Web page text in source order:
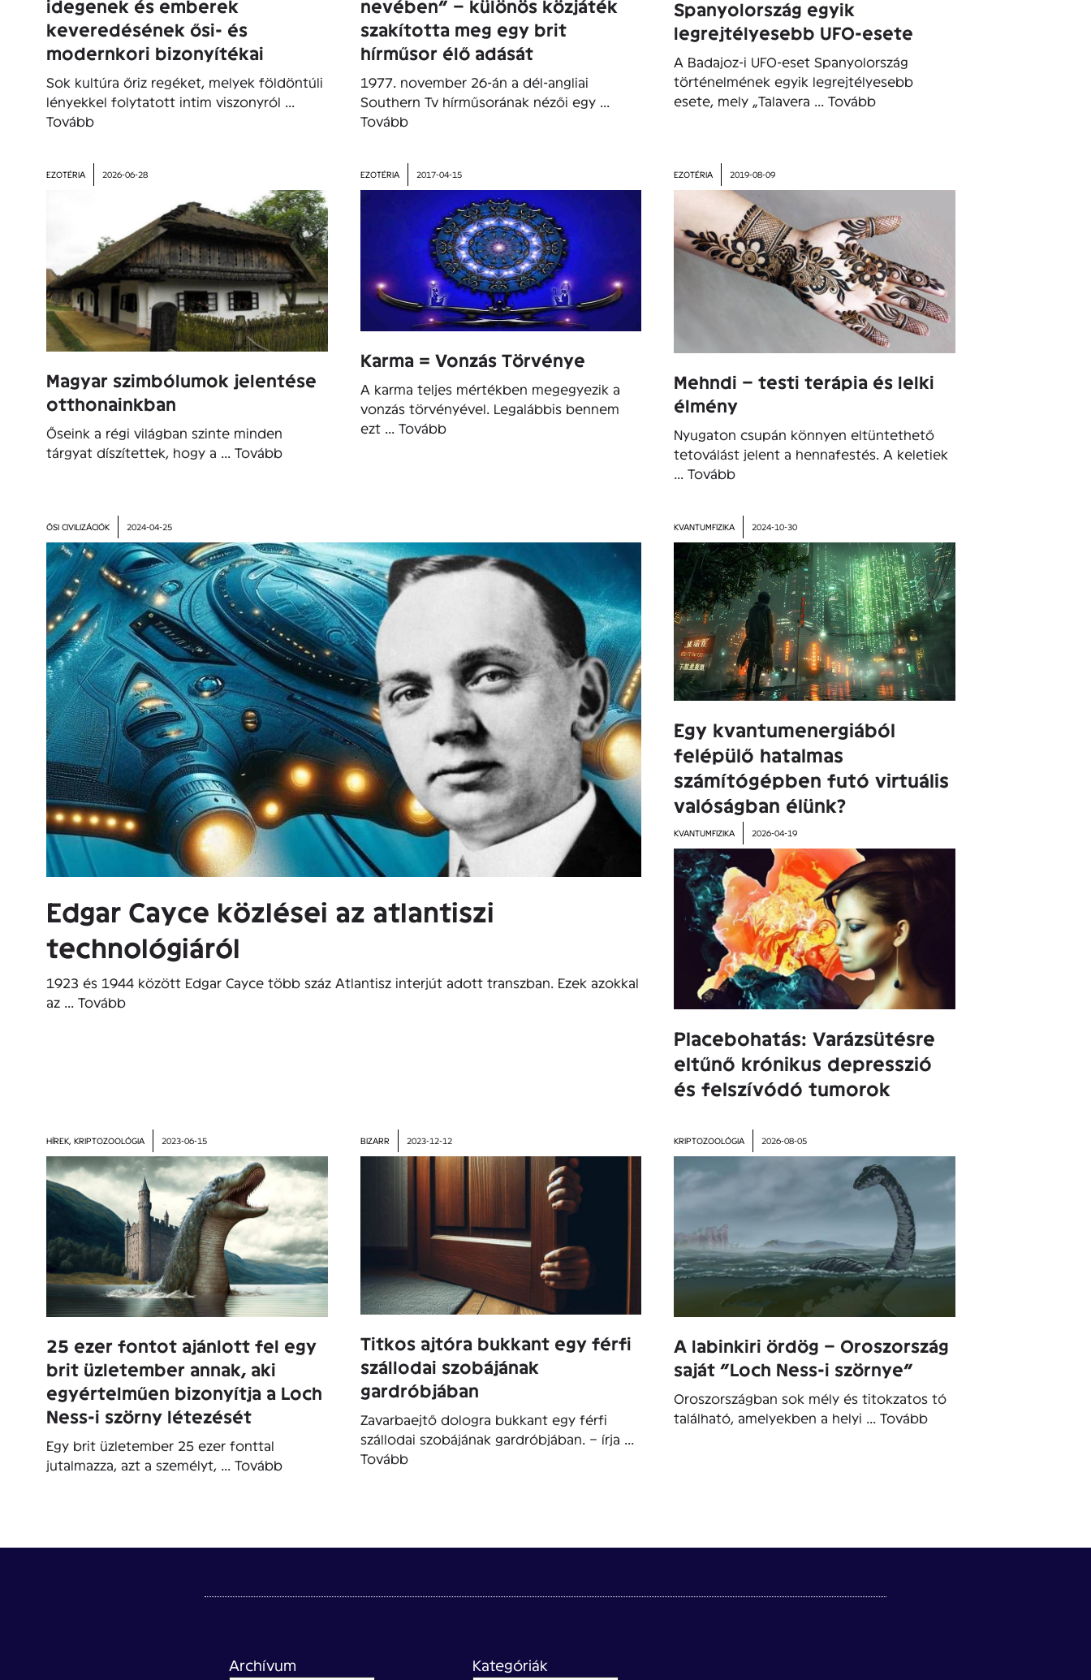
idegenek és emberek
keveredésének ősi- és
modernkori bizonyítékai
Sok kultúra őriz regéket, melyek földöntúli
lényekkel folytatott intim viszonyról ...
Tovább
nevében” – különös közjáték
szakította meg egy brit
hírműsor élő adását
1977. november 26-án a dél-angliai
Southern Tv hírműsorának nézői egy ...
Tovább
Spanyolország egyik
legrejtélyesebb UFO-esete
A Badajoz-i UFO-eset Spanyolország
történelmének egyik legrejtélyesebb
esete, mely „Talavera ...Tovább
EZOTÉRIA 2026-06-28
Magyar szimbólumok jelentése
otthonainkban
Őseink a régi világban szinte minden
tárgyat díszítettek, hogy a ... Tovább
EZOTÉRIA 2017-04-15
Karma = Vonzás Törvénye
A karma teljes mértékben megegyezik a
vonzás törvényével. Legalábbis bennem
ezt ... Tovább
EZOTÉRIA 2019-08-09
Mehndi – testi terápia és lelki
élmény
Nyugaton csupán könnyen eltüntethető
tetoválást jelent a hennafestés. A keletiek
...Tovább
ŐSI CIVILIZÁCIÓK 2024-04-25
Edgar Cayce közlései az atlantiszi
technológiáról
1923 és 1944 között Edgar Cayce több száz Atlantisz interjút adott transzban. Ezek azokkal
az ... Tovább
KVANTUMFIZIKA 2024-10-30
Egy kvantumenergiából
felépülő hatalmas
számítógépben futó virtuális
valóságban élünk?
KVANTUMFIZIKA 2026-04-19
Placebohatás: Varázsütésre
eltűnő krónikus depresszió
és felszívódó tumorok
HÍREK, KRIPTOZOOLÓGIA 2023-06-15
25 ezer fontot ajánlott fel egy
brit üzletember annak, aki
egyértelműen bizonyítja a Loch
Ness-i szörny létezését
Egy brit üzletember 25 ezer fonttal
jutalmazza, azt a személyt, ... Tovább
BIZARR 2023-12-12
Titkos ajtóra bukkant egy férfi
szállodai szobájának
gardróbjában
Zavarbaejtő dologra bukkant egy férfi
szállodai szobájának gardróbjában. – írja ...
Tovább
KRIPTOZOOLÓGIA 2026-08-05
A labinkiri ördög – Oroszország
saját ”Loch Ness-i szörnye”
Oroszországban sok mély és titokzatos tó
található, amelyekben a helyi ...Tovább
Archívum Kategóriák